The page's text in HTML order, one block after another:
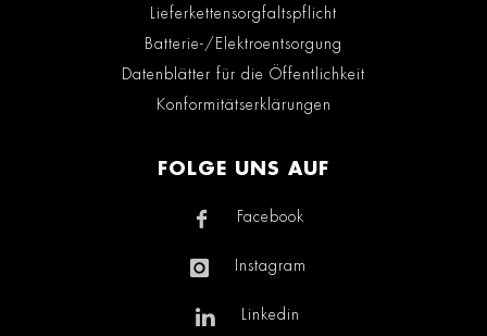
Lieferkettensorgfaltspflicht
Batterie-/Elektroentsorgung
Datenblätter für die Öffentlichkeit
Konformitätserklärungen
FOLGE UNS AUF
Facebook
Instagram
Linkedin